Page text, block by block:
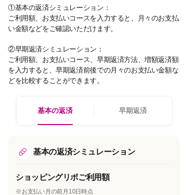
①基本の返済シミュレーション：
ご利用額、お支払いコースを入力すると、月々のお支払
い金額などをご確認いただけます。
②早期返済シミュレーション：
ご利用額、お支払いコース、早期返済方法、増額返済額
を入力すると、早期返済前後での月々のお支払い金額な
どを比較することができます。
基本の返済 早期返済
基本の返済シミュレーション
ショッピングリボご利用額
※お支払い月の前月10日時点